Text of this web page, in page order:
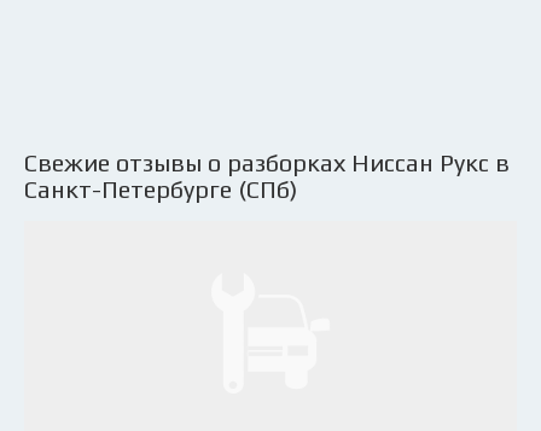
Свежие отзывы о разборках Ниссан Рукс в
Санкт-Петербурге (СПб)